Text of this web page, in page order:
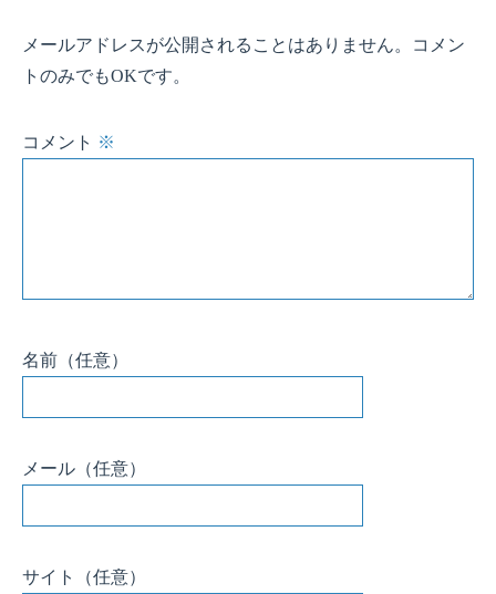
メールアドレスが公開されることはありません。コメン
トのみでもOKです。
コメント ※
名前 （任意）
メール （任意）
サイト （任意）